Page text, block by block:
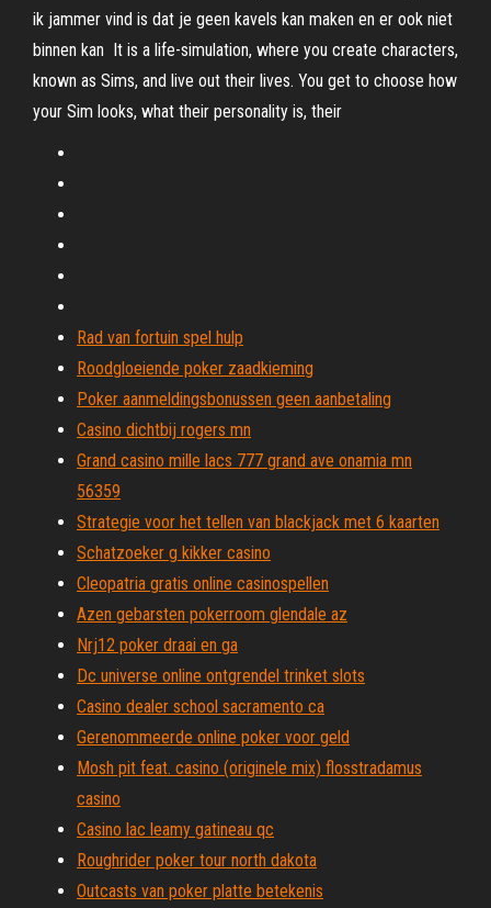
ik jammer vind is dat je geen kavels kan maken en er ook niet
binnen kan It is a life-simulation, where you create characters,
known as Sims, and live out their lives. You get to choose how
your Sim looks, what their personality is, their
Rad van fortuin spel hulp
Roodgloeiende poker zaadkieming
Poker aanmeldingsbonussen geen aanbetaling
Casino dichtbij rogers mn
Grand casino mille lacs 777 grand ave onamia mn
56359
Strategie voor het tellen van blackjack met 6 kaarten
Schatzoeker g kikker casino
Cleopatria gratis online casinospellen
Azen gebarsten pokerroom glendale az
Nrj12 poker draai en ga
Dc universe online ontgrendel trinket slots
Casino dealer school sacramento ca
Gerenommeerde online poker voor geld
Mosh pit feat. casino (originele mix) flosstradamus
casino
Casino lac leamy gatineau qc
Roughrider poker tour north dakota
Outcasts van poker platte betekenis